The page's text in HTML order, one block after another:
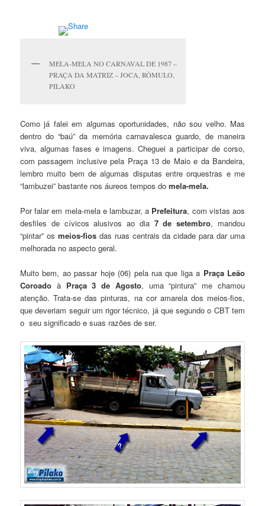
MELA-MELA NO CARNAVAL DE 1987 –
PRAÇA DA MATRIZ – JOCA, RÔMULO,
PILAKO
Como já falei em algumas oportunidades, não sou velho. Mas
dentro do “baú” da memória carnavalesca guardo, de maneira
viva, algumas fases e imagens. Cheguei a participar de corso,
com passagem inclusive pela Praça 13 de Maio e da Bandeira,
lembro muito bem de algumas disputas entre orquestras e me
“lambuzei” bastante nos áureos tempos domela-mela.
Por falar em mela-mela e lambuzar, a Prefeitura, com vistas aos
desfiles de cívicos alusivos ao dia 7 de setembro, mandou
“pintar” os meios-fiosdas ruas centrais da cidade para dar uma
melhorada no aspecto geral.
Muito bem, ao passar hoje (06) pela rua que liga a Praça Leão
Coroado à Praça 3 de Agosto, uma “pintura” me chamou
atenção. Trata-se das pinturas, na cor amarela dos meios-fios,
que deveriam seguir um rigor técnico, já que segundo o CBT tem
o seu significado e suas razões de ser.